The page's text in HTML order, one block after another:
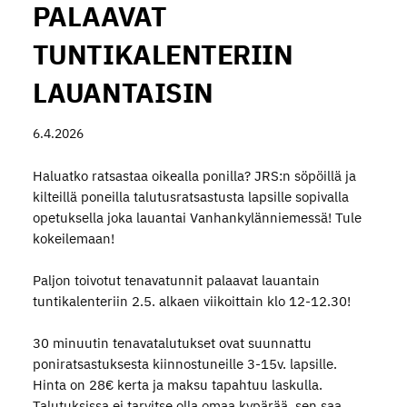
PALAAVAT
TUNTIKALENTERIIN
LAUANTAISIN
6.4.2026
Haluatko ratsastaa oikealla ponilla? JRS:n söpöillä ja
kilteillä poneilla talutusratsastusta lapsille sopivalla
opetuksella joka lauantai Vanhankylänniemessä! Tule
kokeilemaan!
Paljon toivotut tenavatunnit palaavat lauantain
tuntikalenteriin 2.5. alkaen viikoittain klo 12-12.30!
30 minuutin tenavatalutukset ovat suunnattu
poniratsastuksesta kiinnostuneille 3-15v. lapsille.
Hinta on 28€ kerta ja maksu tapahtuu laskulla.